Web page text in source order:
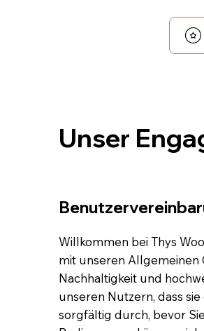
Unser
Willkommen bei Thys
mit unseren Allgemeinen
Nachhaltigkeit und
unseren Nutzern, dass
sorgfältig durch, bevor